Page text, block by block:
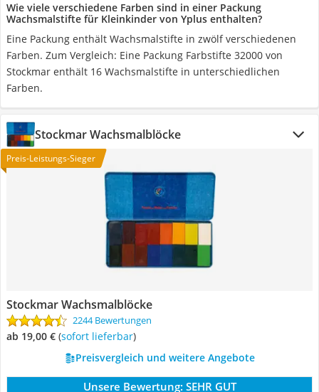
Wie viele verschiedene Farben sind in einer Packung
Wachsmalstifte für Kleinkinder von Yplus enthalten?
Eine Packung enthält Wachsmalstifte in zwölf verschiedenen
Farben. Zum Vergleich: Eine Packung Farbstifte 32000 von
Stockmar enthält 16 Wachsmalstifte in unterschiedlichen
Farben.
Stockmar Wachsmalblöcke
Preis-Leistungs-Sieger
Stockmar Wachsmalblöcke
2244 Bewertungen
ab 19,00 € ( Sofort lieferbar)
Preisvergleich und weitere Angebote
Unsere Bewertung: SEHR GUT